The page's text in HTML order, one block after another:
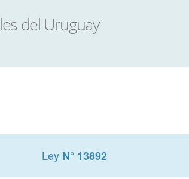
Ley N° 13892